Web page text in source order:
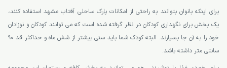
برای اینکه بانوان بتوانند به راحتی از امکانات پارک ساحلی آفتاب مشهد استفاده کنند،
یک بخش برای نگهداری کودکان در نظر گرفته شده است که می توانند کودکان و نوزادان
خود را به آن جا بسپارند. البته کودک شما باید سنی بیشتر از شش ماه و حداکثر قد 90
سانتی متر داشته باشد.